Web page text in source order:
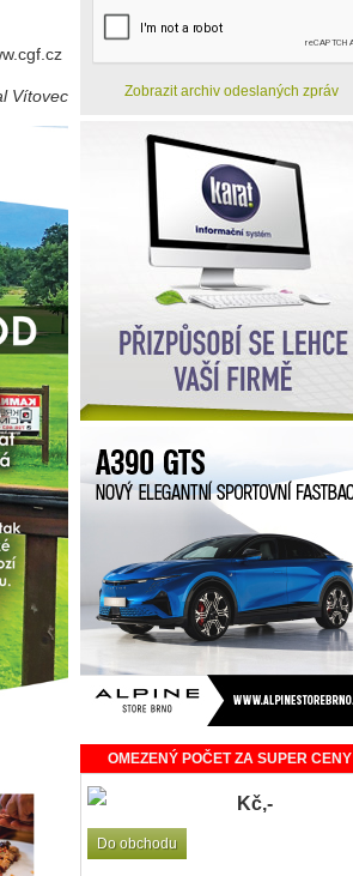
Vítovec Zobrazit archiv odeslaných zpráv
OMEZENÝ POČET ZA SUPER CENY
Kč,-
Do obchodu